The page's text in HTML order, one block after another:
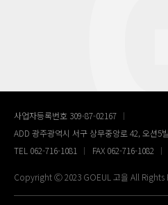
사업자등록번호 309-87-02167
ADD 광주광역시 서구 상무중앙로 42, 오션5
TEL 062-716-1081
FAX 062-716-1082
Copyright Ⓒ 2023 GOEUL 고을 All Rights